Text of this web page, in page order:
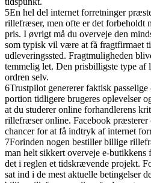
5En hel del internet forretninger
rillefræser, men ofte er det forbeholdt
pris. I øvrigt må du overveje den
som typisk vil være at få fragtfirmaet
udleveringssted. Fragtmuligheden
temmelig let. Den prisbilligste type af
ordren selv.
6Trustpilot genererer faktisk
portion tidligere brugeres oplevelser
at du studerer online forhandlerens
rillefræser online. Facebook præsterer
chancer for at få indtryk af internet
7Forinden nogen bestiller billige
man helt sikkert overveje e-butikkens
det i reglen et tidskrævende projekt.
sat ind i de mest aktuelle betingelser